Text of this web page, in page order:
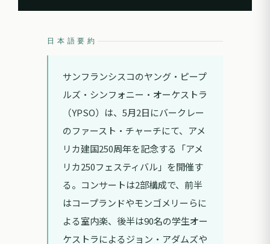
日本語要約
サンフランシスコのヤング・ピープ
ルズ・シンフォニー・オーケストラ
（YPSO）は、5月2日にバークレー
のファースト・チャーチにて、アメ
リカ建国250周年を記念する「アメ
リカ250フェスティバル」を開催す
る。コンサートは2部構成で、前半
はコープランドやモンゴメリーらに
よる室内楽、後半は90名の学生オー
ケストラによるジョン・アダムズや